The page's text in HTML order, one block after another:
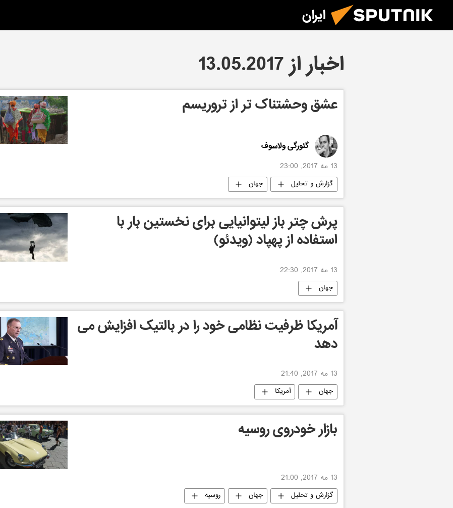
ایران
اخبار از 13.05.2017
عشق وحشتناک تر از تروریسم
گئورگی ولاسوف
13 مه 2017, 23:00
گزارش و تحلیل جهان
پرش چتر باز لیتوانیایی برای نخستین بار با
استفاده از پهپاد (ویدئو)
13 مه 2017, 22:30
جهان
آمریکا ظرفیت نظامی خود را در بالتیک افزایش می
دهد
13 مه 2017, 21:40
جهان آمریکا
بازار خودروی روسیه
13 مه 2017, 21:00
گزارش و تحلیل جهان روسیه